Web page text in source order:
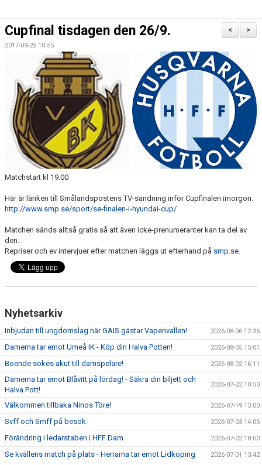
FÖRENINGSKALENDER
BILDGALLERI
DOKUMENT
FÖRENINGENS MATCHER
SPONSORER
INTERSPORT
ISSA ISKANDERS MINNESFOND
BÖRJA SPELA FOTBOLL I HUSQVARNA FF
BLÅ TRÅDEN
"VAPENDRAGARE 2026"
FRITIDSKORTET/AVGIFTER
>
<
Cupfinal tisdagen den 26/9.
2017-09-25 10:55
Matchstart kl 19.00
Här är länken till Smålandspostens TV-sändning inför Cupfinalen imorgon.
http://www.smp.se/sport/se-finalen-i-hyundai-cup/
Matchen sänds alltså gratis så att även icke-prenumeranter kan ta del av
den.
Repriser och ev intervjuer efter matchen läggs ut efterhand på smp.se.
Nyhetsarkiv
Inbjudan till ungdomslag när GAIS gästar Vapenvallen! 2026-08-06 12:36
Damerna tar emot Umeå IK - Köp din Halva Potten! 2026-08-05 15:01
Boende sökes akut till damspelare! 2026-08-02 16:11
Damerna tar emot Blåvitt på lördag! - Säkra din biljett och
Halva Pott!
2026-07-22 10:50
Välkommen tillbaka Ninos Töre! 2026-07-19 13:00
Svff och Smff på besök. 2026-07-03 14:05
Förändring i ledarstaben i HFF Dam 2026-07-02 18:00
Se kvällens match på plats - Herrarna tar emot Lidköping 2026-07-01 13:42